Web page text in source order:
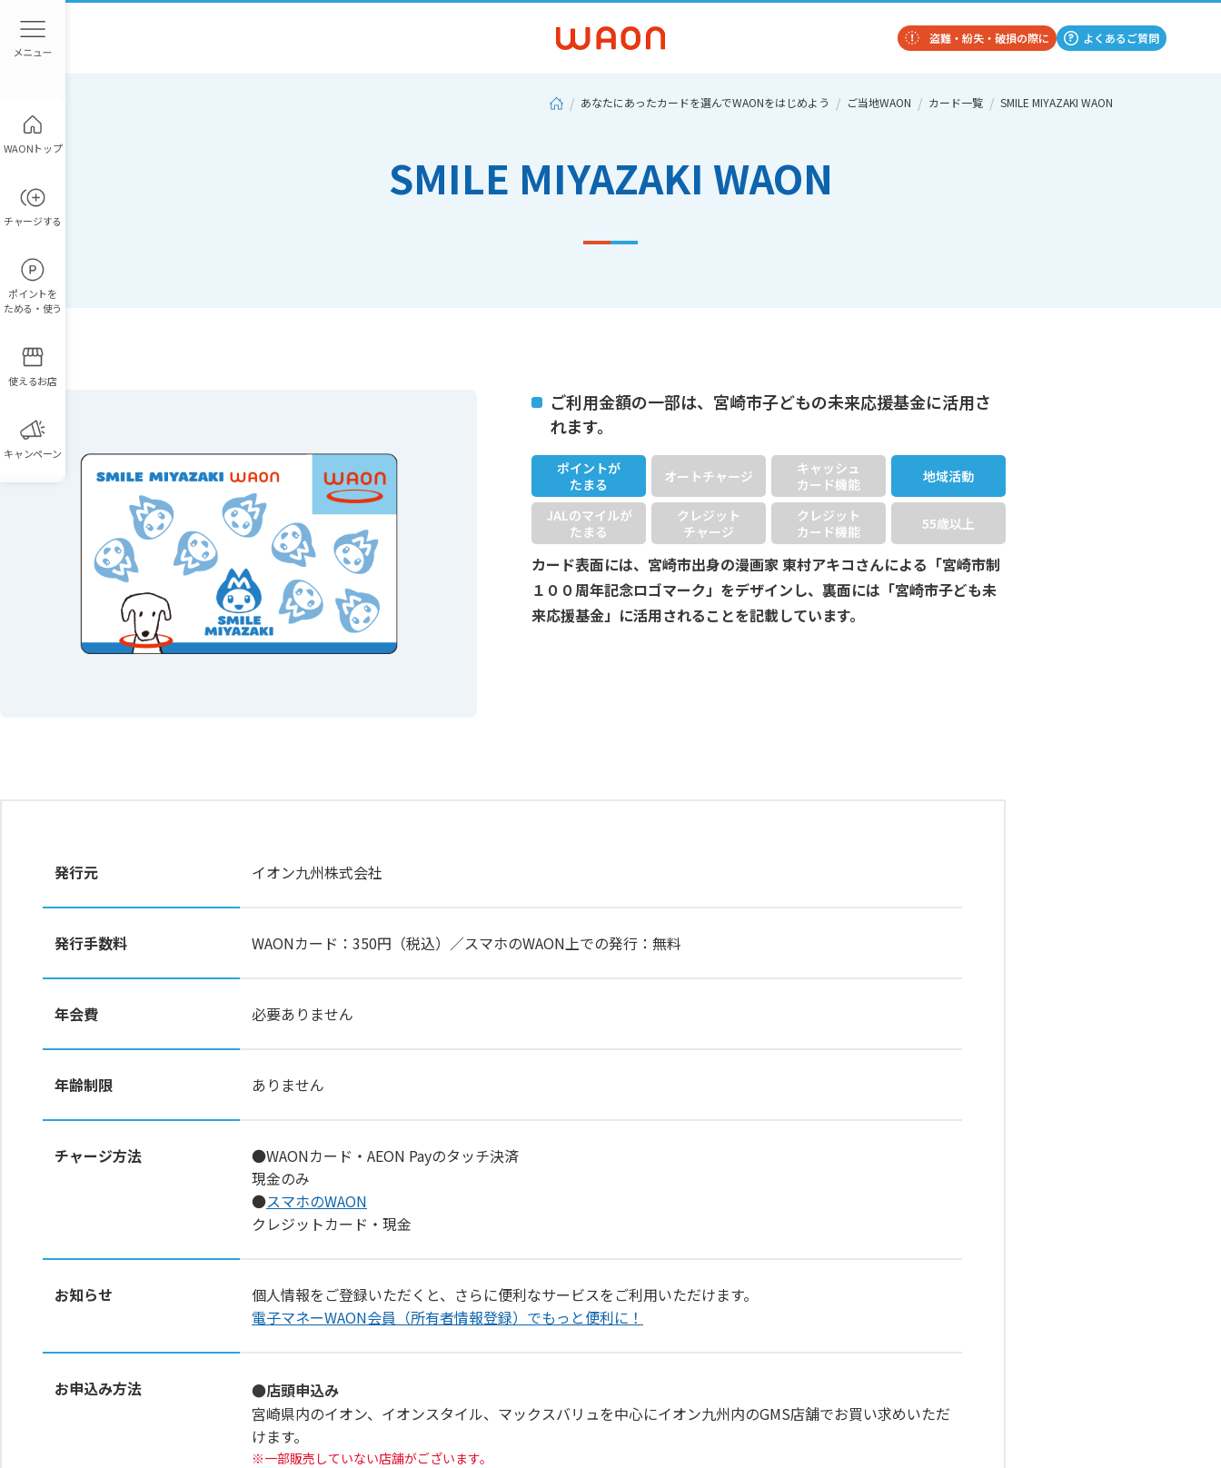
WAONトップ
チャージする
ポイントを
ためる・使う
使えるお店
キャンペーン
盗難・紛失・破損の際に よくあるご質問
あなたにあったカードを選んでWAONをはじめよう ご当地WAON カード一覧 SMILE MIYAZAKI WAON
SMILE MIYAZAKI WAON
ご利用金額の一部は、宮崎市子どもの未来応援基金に活用さ
れます。
ポイントが
たまる
オートチャージ
キャッシュ
カード機能
地域活動
JALのマイルが
たまる
クレジット
チャージ
クレジット
カード機能
55歳以上
カード表面には、宮崎市出身の漫画家 東村アキコさんによる「宮崎市制
１００周年記念ロゴマーク」をデザインし、裏面には「宮崎市子ども未
来応援基金」に活用されることを記載しています。
発行元 イオン九州株式会社
発行手数料 WAONカード：350円（税込）／スマホのWAON上での発行：無料
年会費 必要ありません
年齢制限 ありません
チャージ方法
●WAONカード・AEON Payのタッチ決済
現金のみ
●スマホのWAON
クレジットカード・現金
お知らせ
個人情報をご登録いただくと、さらに便利なサービスをご利用いただけます。
電子マネーWAON会員（所有者情報登録）でもっと便利に！
お申込み方法
●店頭申込み
宮崎県内のイオン、イオンスタイル、マックスバリュを中心にイオン九州内のGMS店舗でお買い求めいただ
けます。
一部販売していない店舗がございます。